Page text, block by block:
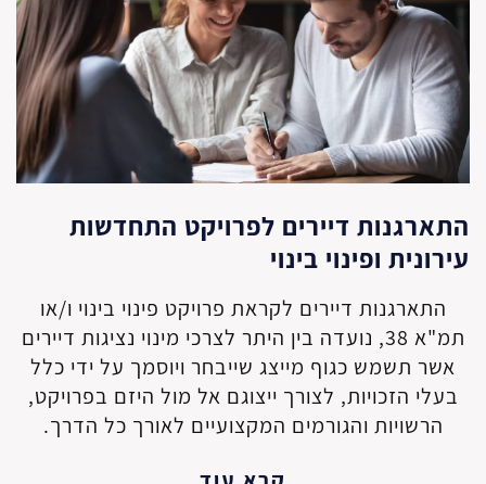
התארגנות דיירים לפרויקט התחדשות
עירונית ופינוי בינוי
התארגנות דיירים לקראת פרויקט פינוי בינוי ו/או
תמ"א 38, נועדה בין היתר לצרכי מינוי נציגות דיירים
אשר תשמש כגוף מייצג שייבחר ויוסמך על ידי כלל
בעלי הזכויות, לצורך ייצוגם אל מול היזם בפרויקט,
הרשויות והגורמים המקצועיים לאורך כל הדרך.